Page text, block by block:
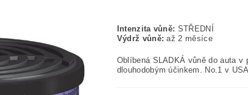
Intenzita vůně: STŘEDNÍ
Výdrž vůně: až 2 měsíce
Oblíbená SLADKÁ vůně do auta
dlouhodobým účinkem. No.1 v